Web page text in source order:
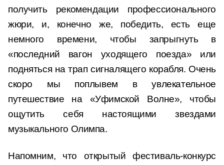
получить рекомендации профессионального
жюри, и, конечно же, победить, есть еще
немного времени, чтобы запрыгнуть в
«последний вагон уходящего поезда» или
подняться на трап сигналящего корабля. Очень
скоро мы поплывем в увлекательное
путешествие на «Уфимской Волне», чтобы
ощутить себя настоящими звездами
музыкального Олимпа.
Напомним, что открытый фестиваль-конкурс